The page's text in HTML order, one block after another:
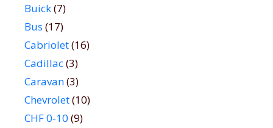
Buick(7)
Bus (17)
Cabriolet(16)
Cadillac(3)
Caravan(3)
Chevrolet(10)
CHF 0-10 (9)